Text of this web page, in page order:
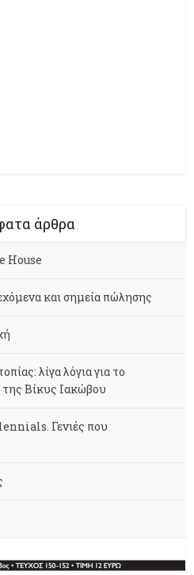
άρθρα
House
και σημεία πώλησης
λίγα λόγια για το
της Βίκυς Ιακώβου
Γενιές που